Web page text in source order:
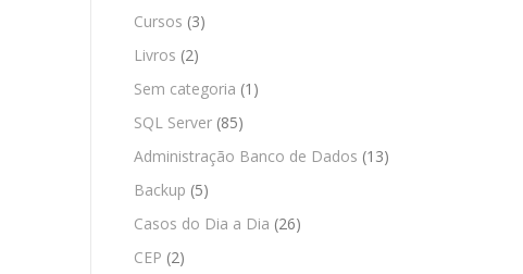
Cursos (3)
Livros (2)
Sem categoria (1)
SQL Server (85)
Administração Banco de Dados (13)
Backup (5)
Casos do Dia a Dia (26)
CEP (2)